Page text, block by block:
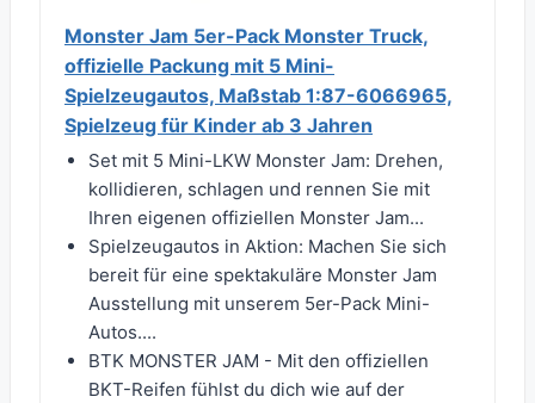
Monster Jam 5er-Pack Monster Truck,
offizielle Packung mit 5 Mini-
Spielzeugautos, Maßstab 1:87-6066965,
Spielzeug für Kinder ab 3 Jahren
Set mit 5 Mini-LKW Monster Jam: Drehen,
kollidieren, schlagen und rennen Sie mit
Ihren eigenen offiziellen Monster Jam...
Spielzeugautos in Aktion: Machen Sie sich
bereit für eine spektakuläre Monster Jam
Ausstellung mit unserem 5er-Pack Mini-
Autos....
BTK MONSTER JAM - Mit den offiziellen
BKT-Reifen fühlst du dich wie auf der